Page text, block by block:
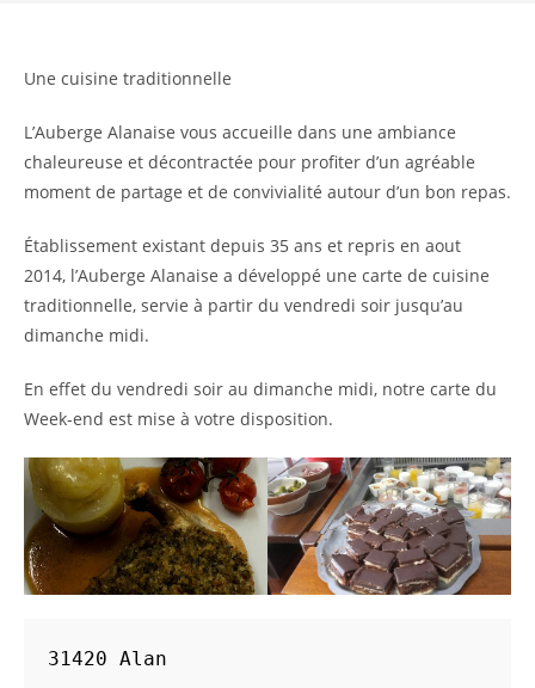
Une cuisine traditionnelle
L’Auberge Alanaise vous accueille dans une ambiance
chaleureuse et décontractée pour profiter d’un agréable
moment de partage et de convivialité autour d’un bon repas.
Établissement existant depuis 35 ans et repris en aout
2014, l’Auberge Alanaise a développé une carte de cuisine
traditionnelle, servie à partir du vendredi soir jusqu’au
dimanche midi.
En effet du vendredi soir au dimanche midi, notre carte du
Week-end est mise à votre disposition.
31420 Alan